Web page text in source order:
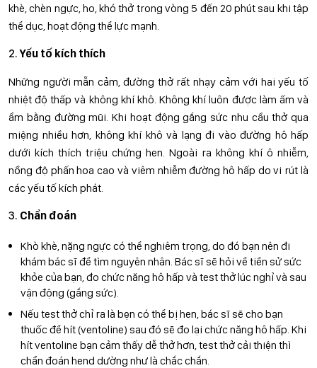
khè, chèn ngực, ho, khó thở trong vòng 5 đến 20 phút sau khi tập
thể dục, hoạt động thể lực mạnh.
Yếu tố kích thích
Những người mẫn cảm, đường thở rất nhạy cảm với hai yếu tố
nhiệt độ thấp và không khí khô. Không khí luôn được làm ấm và
ẩm bằng đường mũi. Khi hoạt động gắng sức nhu cầu thở qua
miệng nhiều hơn, không khí khô và lạng đi vào đường hô hấp
dưới kích thích triệu chứng hen. Ngoài ra không khí ô nhiễm,
nồng độ phấn hoa cao và viêm nhiễm đường hô hấp do vi rút là
các yếu tố kích phát.
Chẩn đoán
Khò khè, nặng ngực có thể nghiêm trọng, do đó bạn nên đi
khám bác sĩ để tìm nguyên nhân. Bác sĩ sẽ hỏi về tiền sử sức
khỏe của bạn, đo chức năng hô hấp và test thở lúc nghỉ và sau
vận động (gắng sức).
Nếu test thở chỉ ra là bẹn có thể bị hen, bác sĩ sẽ cho bạn
thuốc để hít (ventoline) sau đó sẽ đo lại chức năng hô hấp. Khi
hít ventoline bạn cảm thấy dễ thở hơn, test thở cải thiện thì
chẩn đoán hend dường như là chắc chắn.